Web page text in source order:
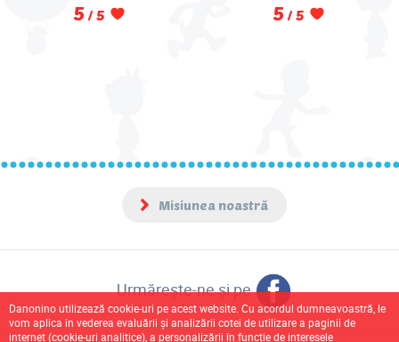
5 / 5 5 / 5
Misiunea noastră
Urmărește-ne și pe Facebook
Danonino utilizează cookie-uri pe acest website. Cu acordul dumneavoastră, le
vom aplica în vederea evaluării și analizării cotei de utilizare a paginii de
internet (cookie-uri analitice), a personalizării în funcție de interesele